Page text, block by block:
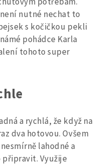
nutné nechat to
s kočičkou pekli
pohádce Karla
tohoto super
a rychlá, že když na
dva hotovou. Ovšem
lahodné a
Využije